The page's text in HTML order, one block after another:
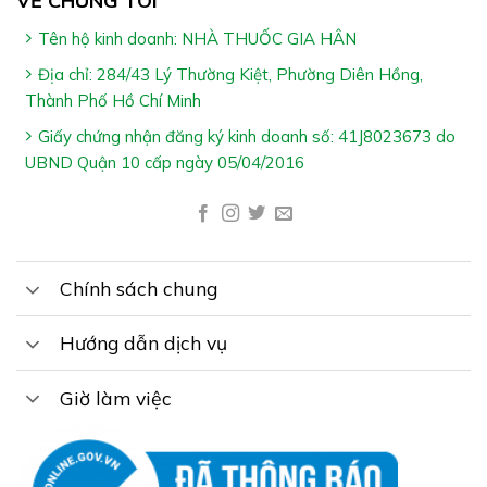
Tên hộ kinh doanh: NHÀ THUỐC GIA HÂN
Địa chỉ: 284/43 Lý Thường Kiệt, Phường Diên Hồng,
Thành Phố Hồ Chí Minh
Giấy chứng nhận đăng ký kinh doanh số: 41J8023673 do
UBND Quận 10 cấp ngày 05/04/2016
Chính sách chung
Hướng dẫn dịch vụ
Giờ làm việc